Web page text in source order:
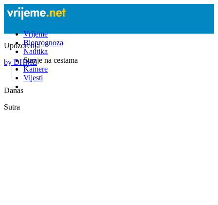
Vrijeme
Bioprognoza
Nautika
Stanje na cestama
Kamere
Vijesti
Upozorenja
by DHMZ
Danas
Sutra